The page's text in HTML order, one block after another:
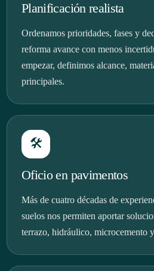
Planificación realista
Ordenamos prioridades, fases y
reforma avance con menos
empezar, definimos alcance,
principales.
🛠️
Oficio en pavimentos
Más de cuatro décadas de
suelos nos permiten aportar
terrazo, hidráulico, microcemento